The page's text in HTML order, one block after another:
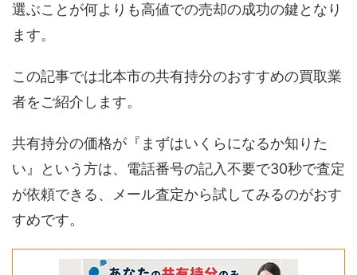
選ぶことが何よりも高値での売却の成功の鍵となり
ます。
この記事では北本市の共有持分のおすすめの買取業
者をご紹介します。
共有持分の価格が『まずはいくらになるか知りた
い』という方は、電話番号の記入不要で30秒で査定
が依頼できる、メール査定から試してみるのがおす
すめです。